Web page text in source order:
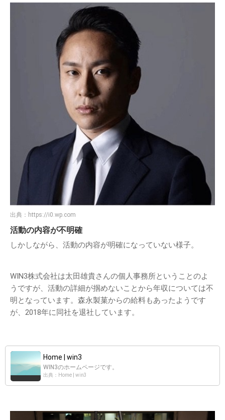
出典： https://i0.wp.com
活動の内容が不明確
しかしながら、活動の内容が明確になっていない様子。
WIN3株式会社は太田雄貴さんの個人事務所ということのよ
うですが、活動の詳細が掴めないことから年収については不
明となっています。森永製菓からの給料もあったようです
が、2018年に同社を退社しています。
Home | win3
WIN3のホームページです。
出典：Home | win3